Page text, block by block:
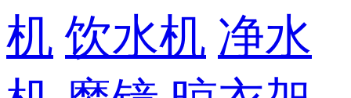
机 饮水机 净水